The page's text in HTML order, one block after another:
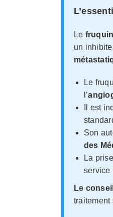
Le
un
Le
l’
Il est
Son
des
La
service
Le
traitement